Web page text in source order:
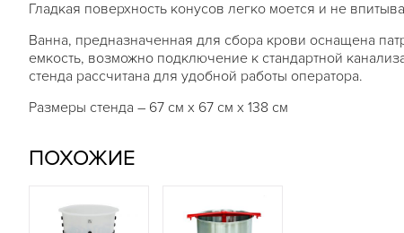
Гладкая поверхность конусов легко моется и не
Ванна, предназначенная для сбора крови оснащена
емкость, возможно подключение к стандартной
стенда рассчитана для удобной работы оператора.
Размеры стенда – 67 см х 67 см х 138 см
ПОХОЖИЕ